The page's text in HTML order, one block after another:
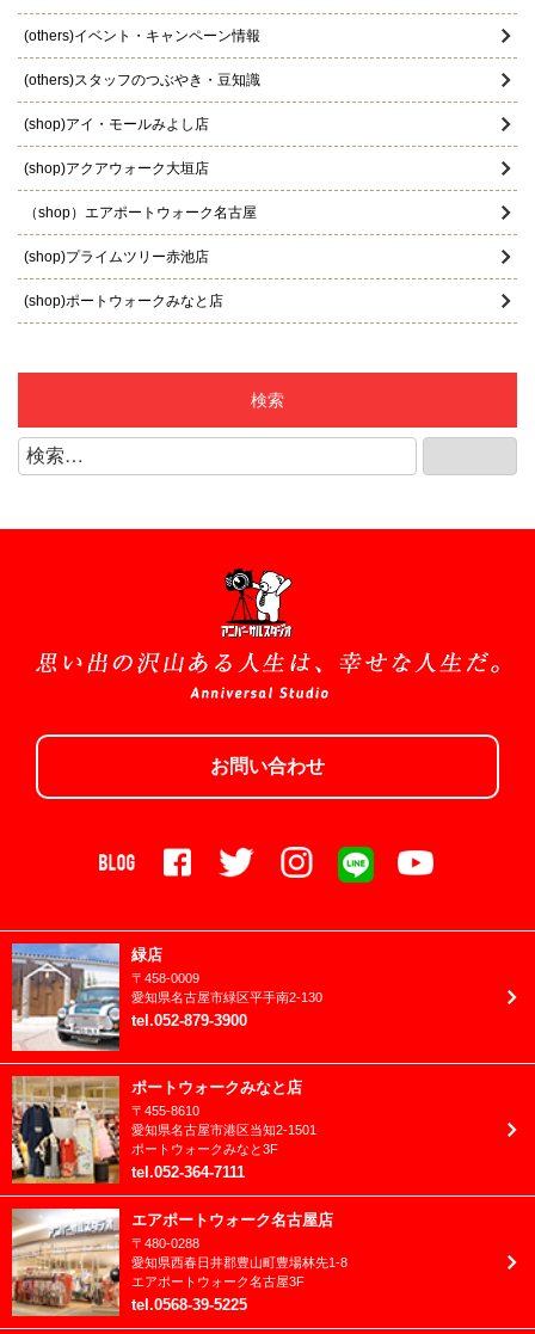
2025年9月
2025年8月
2025年7月
2025年6月
2025年5月
2025年4月
2025年3月
2025年2月
2025年1月
2024年11月
2023年12月
2023年11月
2023年10月
2023年9月
2023年8月
2023年7月
2023年6月
2023年5月
2023年4月
(others)イベント・キャンペーン情報
(others)スタッフのつぶやき・豆知識
(shop)アイ・モールみよし店
(shop)アクアウォーク大垣店
（shop）エアポートウォーク名古屋
(shop)プライムツリー赤池店
(shop)ポートウォークみなと店
(shop)江南店
(shop)知立店
(shop)長久手店
お宮参り/百日祝い
お誕生日
ニューボーン
ハロウィン
ファミリーフォト
ブライダル
フレッシュマン成長日記
ベビー
マタニティ
七五三
兄妹撮影
入園入学/卒園卒業
検索
検
索:
お問い合わせ
緑店
〒 458-0009
愛知県名古屋市緑区平手南2-130
tel .052-879-3900
ポートウォークみなと店
〒 455-8610
愛知県名古屋市港区当知2-1501
ポートウォークみなと3F
tel .052-364-7111
エアポートウォーク名古屋店
〒 480-0288
愛知県西春日井郡豊山町豊場林先1-8
エアポートウォーク名古屋3F
tel .0568-39-5225